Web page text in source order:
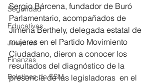
Seguridad
Educativas
Juventud
Finanzas
Boletines de SSM
Sergio Bárcena, fundador de Buró
Parlamentario, acompañados de
Jimena Berthely, delegada estatal de
mujeres en el Partido Movimiento
Ciudadano, dieron a conocer los
resultados del diagnóstico de la
presencia de las legisladoras  en el